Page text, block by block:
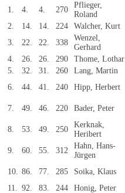
1.
4. 4. 270
Pflieger,
Roland
2.
14. 14. 224 Walcher, Kurt
3.
22. 22. 338
Wenzel,
Gerhard
4.
26. 26. 290 Thome, Lothar
5.
32. 31. 260 Lang, Martin
6.
44. 41. 240 Hipp, Herbert
7. 49. 46. 220 Bader, Peter
8. 53. 49. 250
Kerknak,
Heribert
9. 60. 55. 312
Hahn, Hans-
Jürgen
10. 86. 77. 285 Soika, Klaus
11. 92. 83. 244 Honig, Peter